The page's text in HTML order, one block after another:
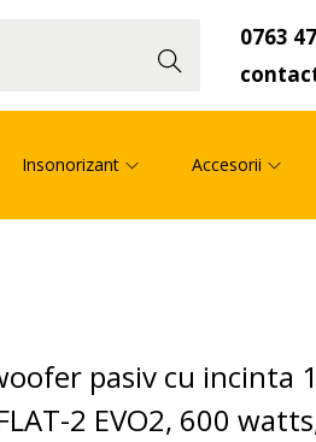
ă
0763
Insonorizant Accesorii
pasiv cu incinta
2 EVO2, 600